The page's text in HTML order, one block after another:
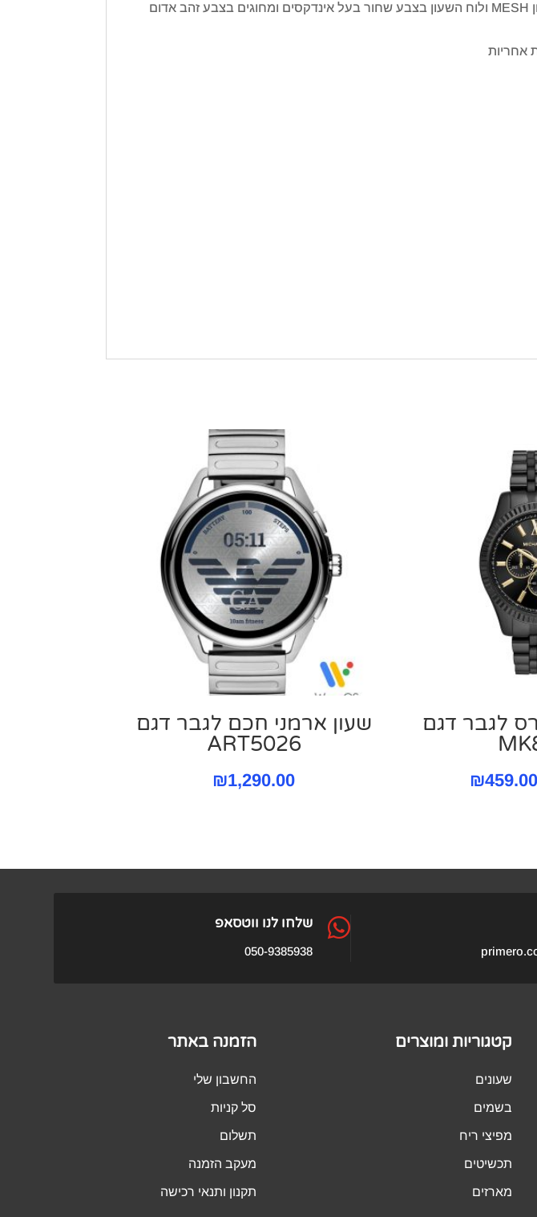
השעון עשוי מפלדת אל חלד בעלת ציפוי צבע זהב אדום עם רצועת רשת בסגנון MESH ולוח השעון בצבע שחור בעל אינדקסים ומחוגים בצבע זהב אדום
אחריות
‏לגבר דגם
המחיר₪459.00
₪459.00.
שעון ארמני חכם לגבר דגם
ART5026
₪1,290.00
 שלחו לנו ווטסאפ
050-9385938
הזמנה באתר
החשבון שלי
סל קניות
תשלום
מעקב הזמנה
תקנון ותנאי רכישה
קטגוריות ומוצרים
שעונים
בשמים
מפיצי ריח
תכשיטים
מארזים